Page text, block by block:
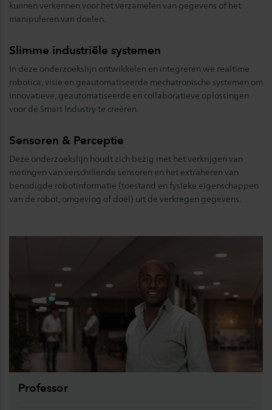
kunnen verkennen voor het verzamelen van gegevens of het
manipuleren van doelen.
Slimme industriële systemen
In deze onderzoekslijn ontwikkelen en integreren we realtime
robotica, visie en geautomatiseerde mechatronische systemen om
innovatieve, geautomatiseerde en collaboratieve oplossingen
voor de Smart Industry te creëren.
Sensoren & Perceptie
Deze onderzoekslijn houdt zich bezig met het verkrijgen van
metingen van verschillende sensoren en het extraheren van
benodigde robotinformatie (toestand en fysieke eigenschappen
van de robot, omgeving of doel) uit de verkregen gegevens.
Professor